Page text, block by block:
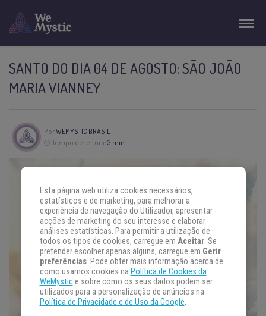
SANTO DO DIA 04 DE AGOSTO: SÃO JOÃO
MARIA VIANNEY
PorWEMYSTIC BRASIL
Tempo de leitura: 3 min
Esta página web utiliza cookies necessários,
estatísticos e de marketing, para melhorar a
experiência de navegação do Utilizador, apresentar
acções de marketing do seu interesse e elaborar
análises estatísticas. Para permitir a utilização de
todos os tipos de cookies, carregue em Aceitar. Se
pretender escolher apenas alguns, carregue em Gerir
preferências. Pode obter mais informação acerca de
como usamos cookies na Política de Cookies da
WeMystice sobre como os seus dados podem ser
utilizados para a personalização de anúncios na
Política de Privacidade e de Uso da Google.